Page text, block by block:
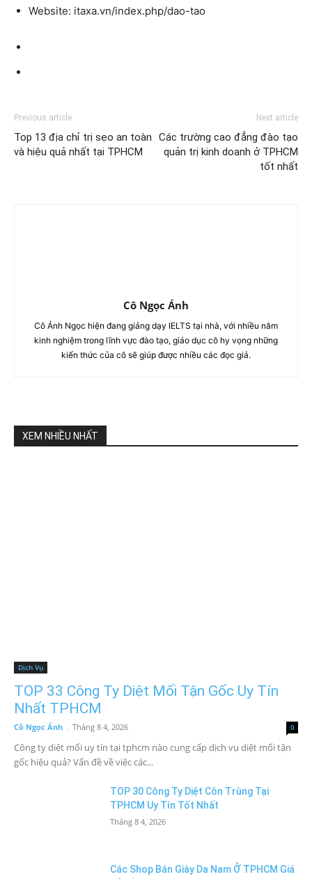
Website: itaxa.vn/index.php/dao-tao
Previous article
Top 13 địa chỉ trị sẹo an toàn
và hiệu quả nhất tại TPHCM
Next article
Các trường cao đẳng đào tạo
quản trị kinh doanh ở TPHCM
tốt nhất
Cô Ngọc Ánh
Cô Ánh Ngọc hiện đang giảng dạy IELTS tại nhà, với nhiều năm
kinh nghiệm trong lĩnh vực đào tạo, giáo dục cô hy vọng những
kiến thức của cô sẽ giúp được nhiều các đọc giả.
XEM NHIỀU NHẤT
Dịch Vụ
TOP 33 Công Ty Diệt Mối Tận Gốc Uy Tín
Nhất TPHCM
Cô Ngọc Ánh - Tháng 8 4, 2026 0
Công ty diệt mối uy tín tại tphcm nào cung cấp dịch vụ diệt mối tận
gốc hiệu quả? Vấn đề về việc các...
TOP 30 Công Ty Diệt Côn Trùng Tại
TPHCM Uy Tín Tốt Nhất
Tháng 8 4, 2026
Các Shop Bán Giày Da Nam Ở TPHCM Giá